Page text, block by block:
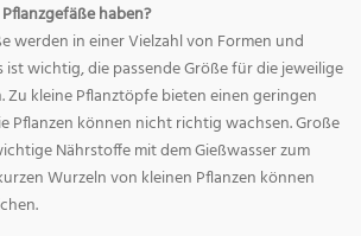
haben?
werden in einer Vielzahl von Formen und
ist wichtig, die passende Größe für die jeweilige
Zu kleine Pflanztöpfe bieten einen geringen
Pflanzen können nicht richtig wachsen. Große
Nährstoffe mit dem Gießwasser zum
Wurzeln von kleinen Pflanzen können